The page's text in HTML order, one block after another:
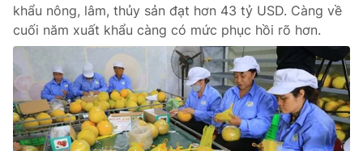
khẩu nông, lâm, thủy sản đạt hơn 43 tỷ USD. Càng về
cuối năm xuất khẩu càng có mức phục hồi rõ hơn.